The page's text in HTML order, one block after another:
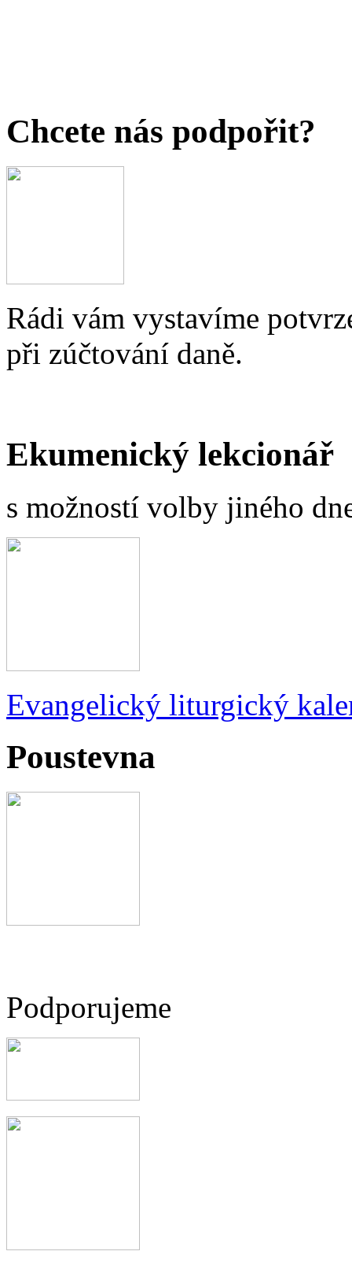
Chcete nás podpořit?
Rádi vám vystavíme
při zúčtování daně.
Ekumenický lekcionář
s možností volby jiného
Evangelický liturgický
Poustevna
Podporujeme